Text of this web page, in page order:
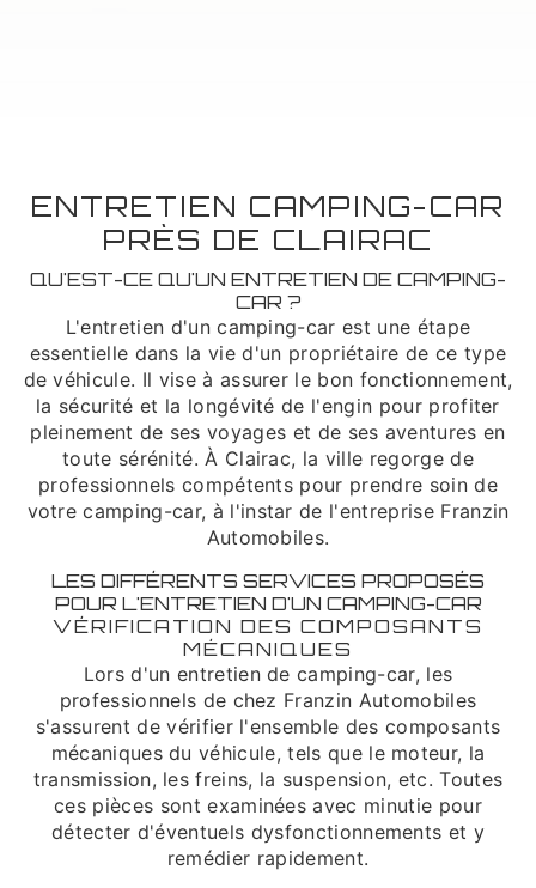
ENTRETIEN CAMPING-CAR
PRÈS DE CLAIRAC
QU'EST-CE QU'UN ENTRETIEN DE CAMPING-
CAR ?
L'entretien d'un camping-car est une étape
essentielle dans la vie d'un propriétaire de ce type
de véhicule. Il vise à assurer le bon fonctionnement,
la sécurité et la longévité de l'engin pour profiter
pleinement de ses voyages et de ses aventures en
toute sérénité. À Clairac, la ville regorge de
professionnels compétents pour prendre soin de
votre camping-car, à l'instar de l'entreprise Franzin
Automobiles.
LES DIFFÉRENTS SERVICES PROPOSÉS
POUR L'ENTRETIEN D'UN CAMPING-CAR
VÉRIFICATION DES COMPOSANTS
MÉCANIQUES
Lors d'un entretien de camping-car, les
professionnels de chez Franzin Automobiles
s'assurent de vérifier l'ensemble des composants
mécaniques du véhicule, tels que le moteur, la
transmission, les freins, la suspension, etc. Toutes
ces pièces sont examinées avec minutie pour
détecter d'éventuels dysfonctionnements et y
remédier rapidement.